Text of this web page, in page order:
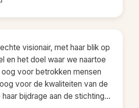
visionair, met haar blik op
en het doel waar we naartoe
voor betrokken mensen
voor de kwaliteiten van de
bijdrage aan de stichting